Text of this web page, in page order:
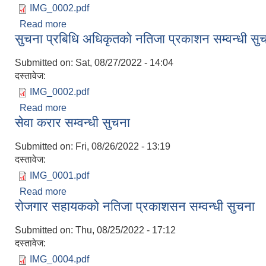
IMG_0002.pdf
Read more
सुचना प्रबिधि अधिकृतकाे नतिजा प्रकाशन सम्वन्धी
Submitted on: Sat, 08/27/2022 - 14:04
दस्तावेज:
IMG_0002.pdf
Read more
सेवा करार सम्वन्धी सुचना
Submitted on: Fri, 08/26/2022 - 13:19
दस्तावेज:
IMG_0001.pdf
Read more
राेजगार सहायककाे नतिजा प्रकाशसन सम्वन्धी सुचना
Submitted on: Thu, 08/25/2022 - 17:12
दस्तावेज:
IMG_0004.pdf